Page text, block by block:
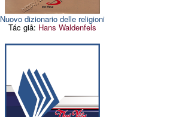
Nuovo dizionario delle religioni
Tác giả: Hans Waldenfels